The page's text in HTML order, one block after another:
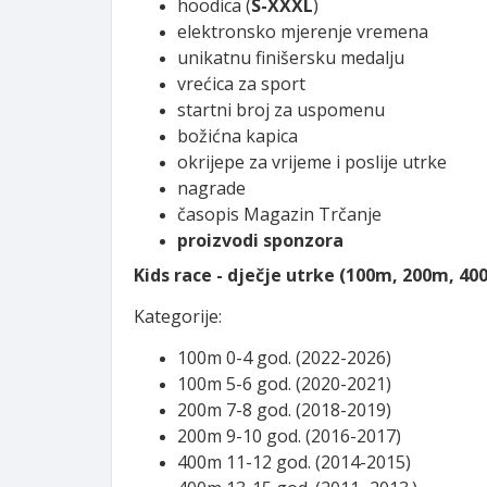
hoodica (S-XXXL)
elektronsko mjerenje vremena
unikatnu finišersku medalju
vrećica za sport
startni broj za uspomenu
božićna kapica
okrijepe za vrijeme i poslije utrke
nagrade
časopis Magazin Trčanje
proizvodi sponzora
Kids race - dječje utrke (100m, 200m,
Kategorije:
100m 0-4 god. (2022-2026)
100m 5-6 god. (2020-2021)
200m 7-8 god. (2018-2019)
200m 9-10 god. (2016-2017)
400m 11-12 god. (2014-2015)